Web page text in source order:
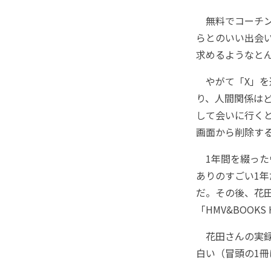
無料でコーチ
らとのいい出会
求めるようなと
やがて「X」
り、人間関係は
して会いに行く
画面から削除する
1年間を綴った
ありのすごい1
だ。その後、花
「
花田さんの実
白い（冒頭の1